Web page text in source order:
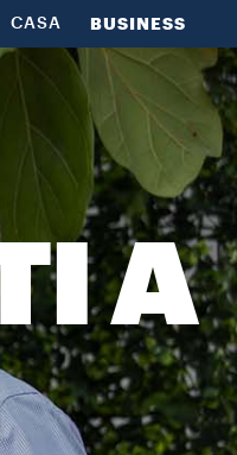
CASA BUSINESS
A